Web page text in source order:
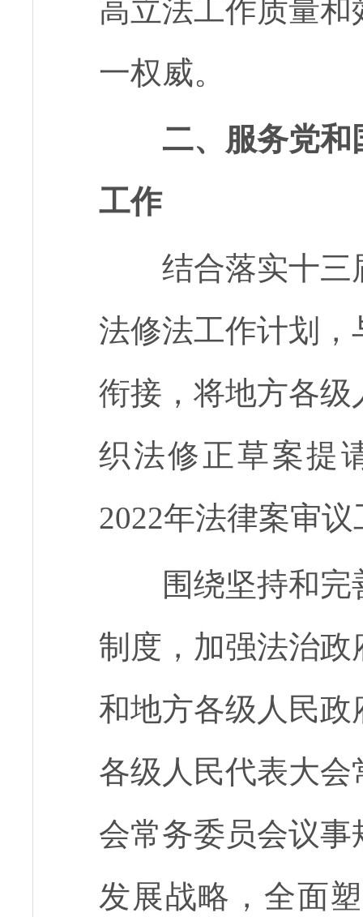
高立法工作质量
一权威。
二、服务党和
工作
结合落实十三
法修法工作计划
衔接，将地方各
织法修正草案提
2022年法律案审
围绕坚持和完
制度，加强法治
和地方各级人民
各级人民代表大
会常务委员会议
发展战略，全面